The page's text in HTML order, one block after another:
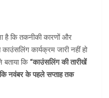
है कि तकनीकी कारणों और
कार्यक्रम जारी नहीं हो
बताया कि “काउंसलिंग की तारीखें
नवंबर के पहले सप्ताह तक